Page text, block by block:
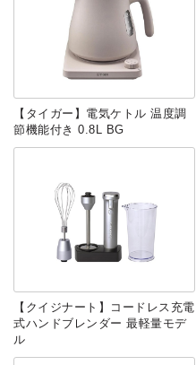
【タイガー】電気ケトル 温度調
節機能付き 0.8L BG
【クイジナート】コードレス充電
式ハンドブレンダー 最軽量モデ
ル